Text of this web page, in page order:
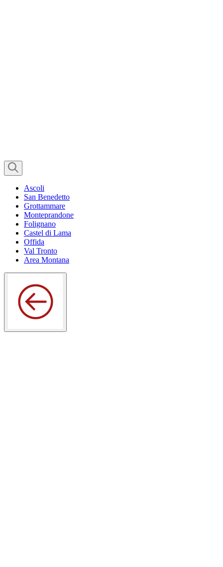
Ascoli
San Benedetto
Grottammare
Monteprandone
Folignano
Castel di Lama
Offida
Val Tronto
Area Montana